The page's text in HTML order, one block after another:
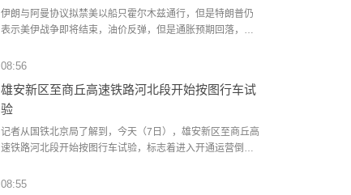
流通A股
流通A股
流通A股
流通A股
伊朗与阿曼协议拟禁美以船只霍尔木兹通行，但是特朗普仍
表示美伊战争即将结束，油价反弹，但是通胀预期回落，加
环境，微观层面上看，COMEX非商业净多头回到2024年水
我们之前的机会提醒，目前我们仍维持震荡偏多的思路。
（中金财富期货）
08:56
雄安新区至商丘高速铁路河北段开始按图行车试
验
记者从国铁北京局了解到，今天（7日），雄安新区至商丘高
速铁路河北段开始按图行车试验，标志着进入开通运营倒计
营条件下的非载客运行，满足开通运营各项标准和要求。
08:55